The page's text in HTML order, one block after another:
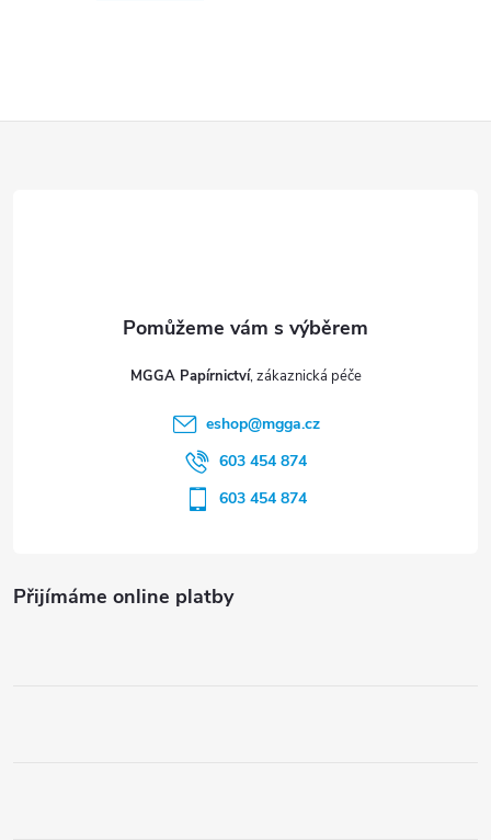
Přijímáme online platby
MGGA Papírnictví
eshop@mgga.cz
603 454 874
603 454 874